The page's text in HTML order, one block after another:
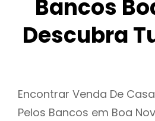
Bancos
Descubra
Encontrar Venda De
Pelos Bancos em Boa